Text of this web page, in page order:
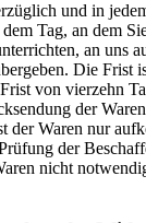
und in
Tag, an dem
an uns
Die Frist
von vierzehn
der
der Waren nur
der
nicht